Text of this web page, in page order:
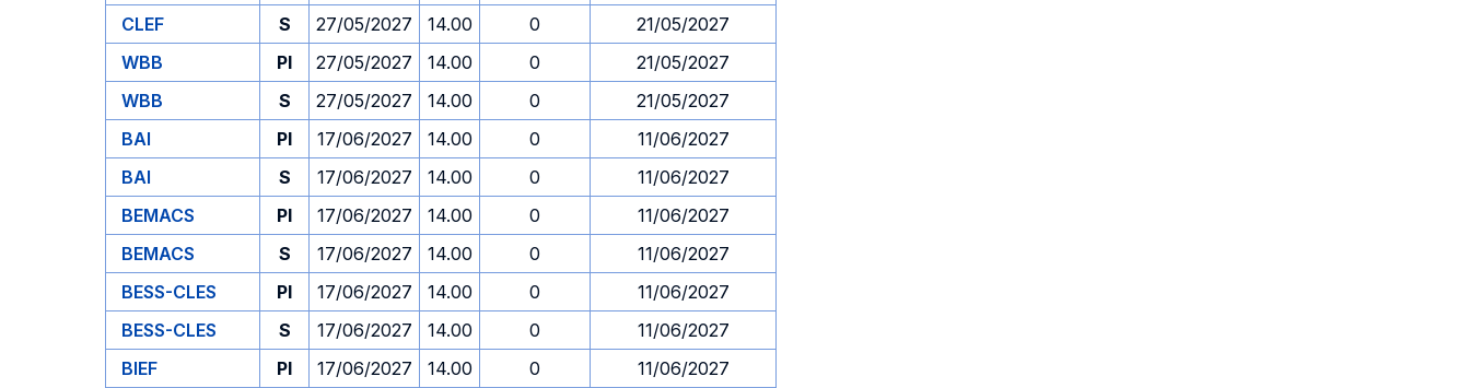
CLEF
S 27/05/2027 14.00 0
21/05/2027
WBB
PI 27/05/2027 14.00 0
21/05/2027
WBB
S 27/05/2027 14.00 0
21/05/2027
BAI
PI 17/06/2027 14.00 0
11/06/2027
BAI
S 17/06/2027 14.00 0
11/06/2027
BEMACS
PI 17/06/2027 14.00 0
11/06/2027
BEMACS
S 17/06/2027 14.00 0
11/06/2027
BESS-CLES
PI 17/06/2027 14.00 0
11/06/2027
BESS-CLES
S 17/06/2027 14.00 0
11/06/2027
BIEF
PI 17/06/2027 14.00 0
11/06/2027